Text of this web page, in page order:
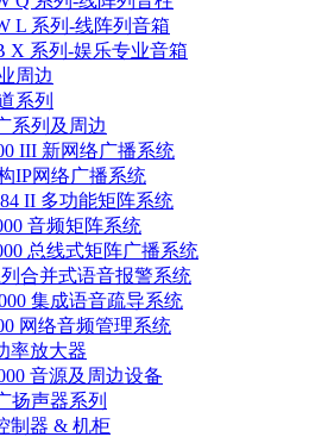
L 系列-线阵列音箱
X 系列-娱乐专业音箱
周边
系列
系列及周边
III 新网络广播系统
IP网络广播系统
II 多功能矩阵系统
音频矩阵系统
总线式矩阵广播系统
合并式语音报警系统
集成语音疏导系统
网络音频管理系统
率放大器
音源及周边设备
扬声器系列
制器 & 机柜